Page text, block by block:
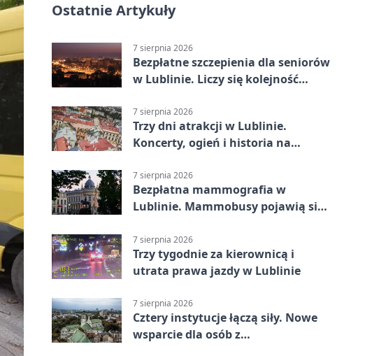
Ostatnie Artykuły
7 sierpnia 2026
Bezpłatne szczepienia dla seniorów
w Lublinie. Liczy się kolejność
7 sierpnia 2026
Trzy dni atrakcji w Lublinie.
Koncerty, ogień i historia na
7 sierpnia 2026
Bezpłatna mammografia w
Lublinie. Mammobusy pojawią się
7 sierpnia 2026
Trzy tygodnie za kierownicą i
utrata prawa jazdy w Lublinie
7 sierpnia 2026
Cztery instytucje łączą siły. Nowe
wsparcie dla osób z